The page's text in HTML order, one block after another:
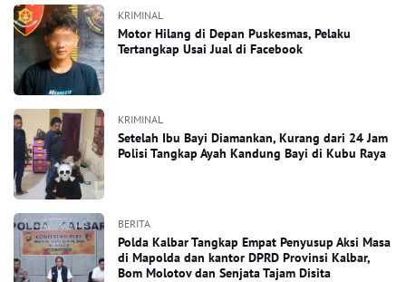
KRIMINAL
Motor Hilang di Depan Puskesmas, Pelaku
Tertangkap Usai Jual di Facebook
KRIMINAL
Setelah Ibu Bayi Diamankan, Kurang dari 24 Jam
Polisi Tangkap Ayah Kandung Bayi di Kubu Raya
BERITA
Polda Kalbar Tangkap Empat Penyusup Aksi Masa
di Mapolda dan kantor DPRD Provinsi Kalbar,
Bom Molotov dan Senjata Tajam Disita